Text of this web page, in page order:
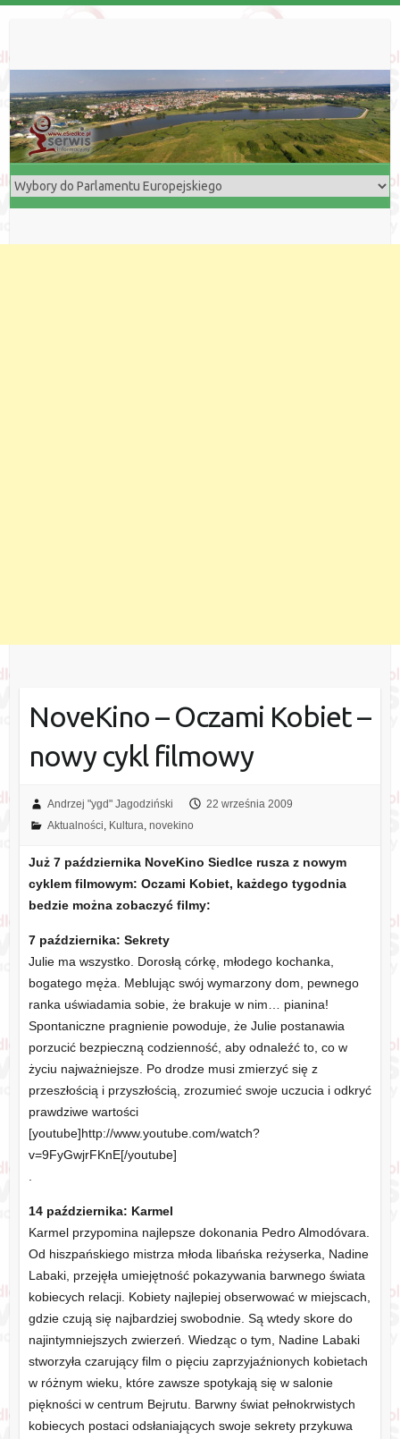
NoveKino – Oczami Kobiet –
nowy cykl filmowy
Andrzej "ygd" Jagodziński
22 września 2009
Aktualności, Kultura, novekino
Już 7 października NoveKino Siedlce rusza z nowym
cyklem filmowym: Oczami Kobiet, każdego tygodnia
bedzie można zobaczyć filmy:
7 października: Sekrety
Julie ma wszystko. Dorosłą córkę, młodego kochanka,
bogatego męża. Meblując swój wymarzony dom, pewnego
ranka uświadamia sobie, że brakuje w nim… pianina!
Spontaniczne pragnienie powoduje, że Julie postanawia
porzucić bezpieczną codzienność, aby odnaleźć to, co w
życiu najważniejsze. Po drodze musi zmierzyć się z
przeszłością i przyszłością, zrozumieć swoje uczucia i odkryć
prawdziwe wartości
[youtube]http://www.youtube.com/watch?
v=9FyGwjrFKnE[/youtube]
.
14 października: Karmel
Karmel przypomina najlepsze dokonania Pedro Almodóvara.
Od hiszpańskiego mistrza młoda libańska reżyserka, Nadine
Labaki, przejęła umiejętność pokazywania barwnego świata
kobiecych relacji. Kobiety najlepiej obserwować w miejscach,
gdzie czują się najbardziej swobodnie. Są wtedy skore do
najintymniejszych zwierzeń. Wiedząc o tym, Nadine Labaki
stworzyła czarujący film o pięciu zaprzyjaźnionych kobietach
w różnym wieku, które zawsze spotykają się w salonie
piękności w centrum Bejrutu. Barwny świat pełnokrwistych
kobiecych postaci odsłaniających swoje sekrety przykuwa